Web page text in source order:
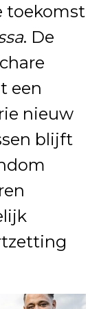
toekomst
. De
een
nieuw
blijft